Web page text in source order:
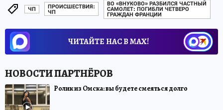
ЧП
ПРОИСШЕСТВИЯ:
ЧП
ВО «ВНУКОВО» РАЗБИЛСЯ ЧАСТНЫЙ
САМОЛЕТ: ПОГИБЛИ ЧЕТВЕРО
ГРАЖДАН ФРАНЦИИ
ЧИТАЙТЕ НАС В МАХ!
Ролик из Омска: вы будете смеяться долго